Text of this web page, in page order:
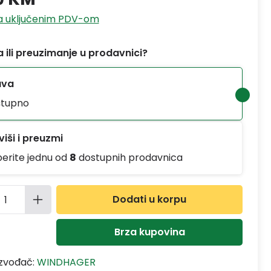
uključenim PDV-om
ili preuzimanje u prodavnici?
i preuzmi
jednu od 8 dostupnih prodavnica
proizvoda: Unesite željenu
Dodati u korpu
Brza kupovina
WINDHAGER